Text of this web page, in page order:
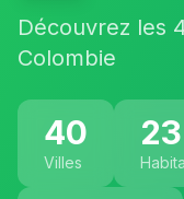
Découvrez les
Colombie
40
Villes